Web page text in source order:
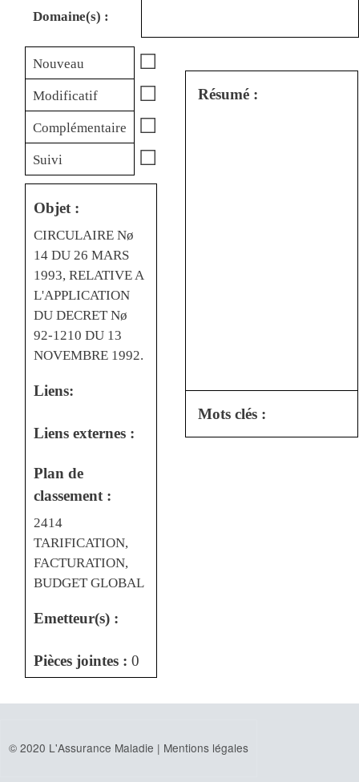
Domaine(s) :
Nouveau ☐
Modificatif ☐
Complémentaire ☐
Suivi ☐
Objet :
CIRCULAIRE Nø
14 DU 26 MARS
1993, RELATIVE A
L'APPLICATION
DU DECRET Nø
92-1210 DU 13
NOVEMBRE 1992.
Liens:
Liens externes :
Plan de
classement :
2414
TARIFICATION,
FACTURATION,
BUDGET GLOBAL
Emetteur(s) :
Pièces jointes : 0
Résumé :
Mots clés :
© 2020 L'Assurance Maladie | Mentions légales